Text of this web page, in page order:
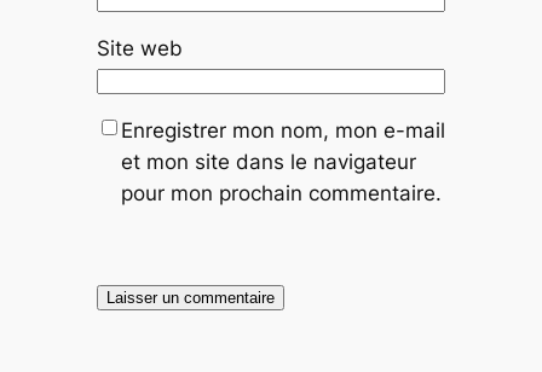
Site web
Enregistrer mon nom, mon e-mail
et mon site dans le navigateur
pour mon prochain commentaire.